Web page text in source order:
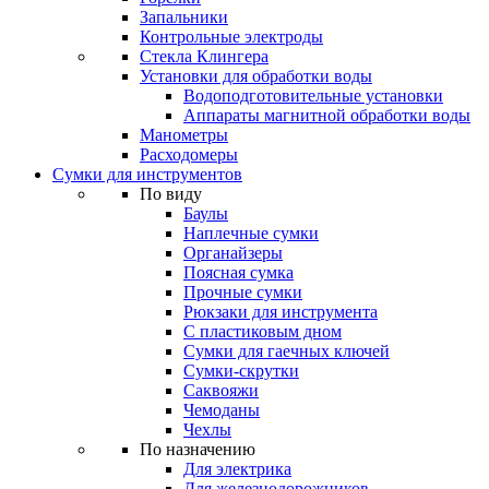
Запальники
Контрольные электроды
Стекла Клингера
Установки для обработки воды
Водоподготовительные установки
Аппараты магнитной обработки воды
Манометры
Расходомеры
Сумки для инструментов
По виду
Баулы
Наплечные сумки
Органайзеры
Поясная сумка
Прочные сумки
Рюкзаки для инструмента
С пластиковым дном
Сумки для гаечных ключей
Сумки-скрутки
Саквояжи
Чемоданы
Чехлы
По назначению
Для электрика